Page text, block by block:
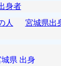
身者
人
宮城県出
県 出身